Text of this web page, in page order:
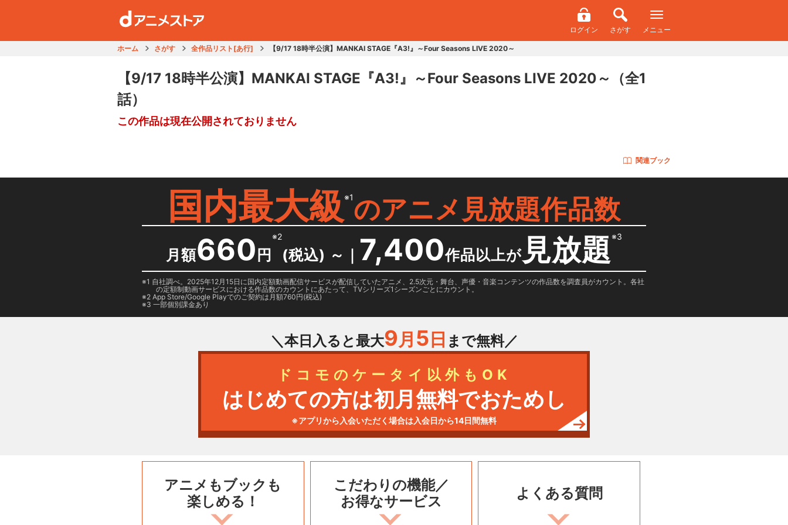
ログイン さがす メニュー
ホーム さがす 全作品リスト[あ行] 【9/17 18時半公演】MANKAI STAGE『A3!』～Four Seasons LIVE 2020～
【9/17 18時半公演】MANKAI STAGE『A3!』～Four Seasons LIVE 2020～
（全1
話）
この作品は現在公開されておりません
関連ブック
国内最大級 ※1のアニメ見放題作品数
月額660 円
※2
(税込) ～ ｜ 7,400作品以上が 見放題※3
1 自社調べ。2025年12月15日に国内定額動画配信サービスが配信していたアニメ、2.5次元・舞台、声優・音楽コンテンツの作品数を調査員がカウント。各社
の定額制動画サービスにおける作品数のカウントにあたって、TVシリーズ1シーズンごとにカウント。
2 App Store/Google Playでのご契約は月額760円(税込)
3 一部個別課金あり
＼本日入ると最大9月 5 日 まで無料／
ドコモのケータイ以外もOK
はじめての方は初月無料でおためし
※アプリから入会いただく場合は入会日から14日間無料
アニメもブックも
楽しめる！
こだわりの機能／
お得なサービス
よくある質問